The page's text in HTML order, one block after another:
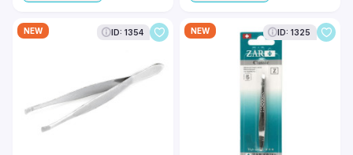
NEW ID: 1354 NEW ID: 1325